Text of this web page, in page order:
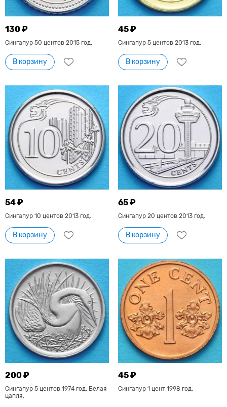
130 ₽
Сингапур 50 центов 2015 год.
В корзину
45 ₽
Сингапур 5 центов 2013 год.
В корзину
54 ₽
Сингапур 10 центов 2013 год.
В корзину
65 ₽
Сингапур 20 центов 2013 год.
В корзину
200 ₽
Сингапур 5 центов 1974 год. Белая
цапля.
45 ₽
Сингапур 1 цент 1998 год.